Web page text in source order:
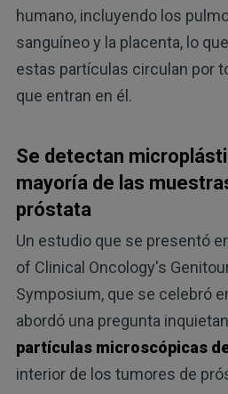
humano, incluyendo los
sanguíneo y la placenta, lo
estas partículas circulan por
que entran en él.
Se detectan
mayoría de las
próstata
Un estudio que se presentó
of Clinical Oncology's
Symposium, que se celebró
abordó una pregunta
partículas microscópicas
interior de los tumores de